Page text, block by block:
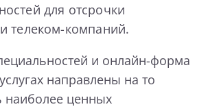
для отсрочки
телеком-компаний.
и онлайн-форма
направлены на то
наиболее ценных